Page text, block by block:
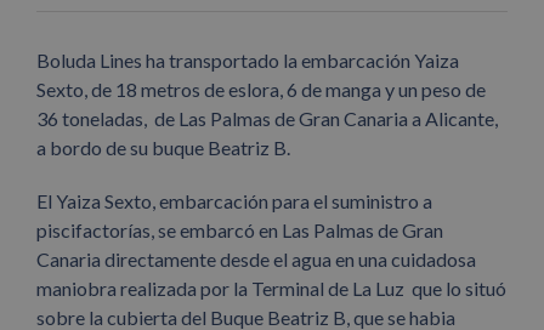
Boluda Lines ha transportado la embarcación Yaiza
Sexto, de 18 metros de eslora, 6 de manga y un peso de
36 toneladas, de Las Palmas de Gran Canaria a Alicante,
a bordo de su buque Beatriz B.
El Yaiza Sexto, embarcación para el suministro a
piscifactorías, se embarcó en Las Palmas de Gran
Canaria directamente desde el agua en una cuidadosa
maniobra realizada por la Terminal de La Luz que lo situó
sobre la cubierta del Buque Beatriz B, que se habia